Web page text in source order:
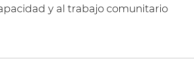
y al trabajo comunitario